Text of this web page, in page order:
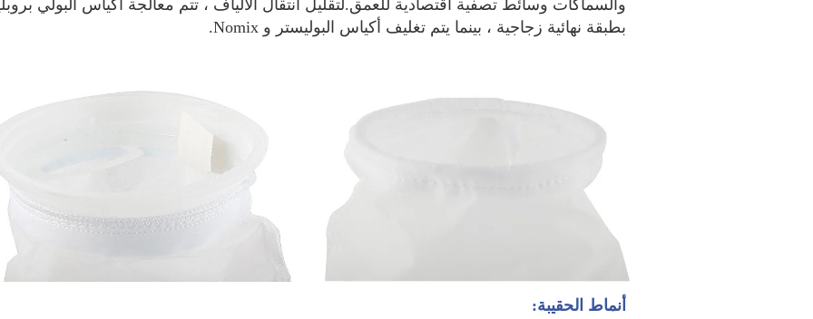
بطبقة نهائية زجاجية ، بينما يتم تغليف أكياس البوليستر و Nomix.
أنماط الحقيبة: